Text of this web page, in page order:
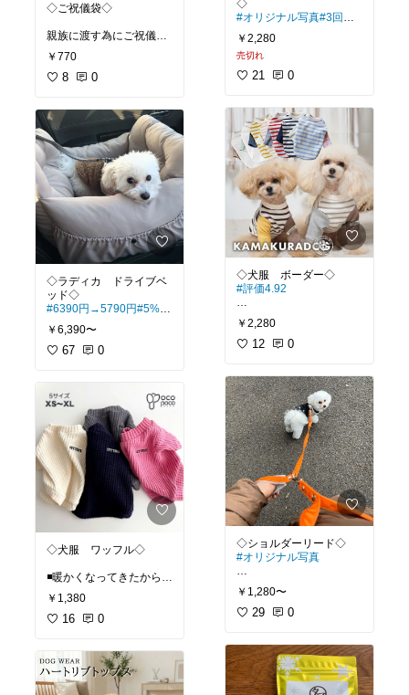
◇ご祝儀袋◇
親族に渡す為にご祝儀袋
いのたくさんで悩む😍
#可愛い
#お祝い
￥770
8 0
◇ラディカ ドライブベ
#6390円→5790円#5%ク
#オリジナル写真
高く何でも噛みちぎるタ
イプ😅
でも素材がコーデュラ
なので、今のところ破れ
る気配なし◎カラーはサ
ンド使ってます
◾️体重2.5キロで、Mサイ
ズをゆったり使ってます
◾️ドライブベッドとして
ても使える2WAY仕様
◾️ふかふかでリラックスで
きるので、車酔いしやす
におすすめです✨
◾️愛犬とのドライブを安全
で快適に🐶
￥6,390〜
67 0
◇犬服 ワッフル◇
◾️暖かくなってきたから、
ですね😊
服 #可愛い #春服#春
服
￥1,380
16 0
#オリジナル写真#3回目
の購入#豊作により200円
引き#送料無料
◾️初回はみかんサイズの小
大きめ何36個入ってまし
た✨今回はどんな感じで
来るか楽しみです🍊
◾️みずみずしくて、すっご
く美味しいです✨
#フルーツ
#柑橘
#みかん
#ジューシー
#さっぱり甘い
#香りが良い
#お取り寄せ
#ご褒美フルーツ
#贈り物
#伊予柑
￥2,280
売切れ
21 0
#評価4.92
◾️春が近づいてきたので、
ボーダーを着せたくなり
ますね〜✨色んなカラー
#犬部 #ペット部 #ボーダ
ー#犬#服#春服
￥2,280
12 0
#オリジナル写真
◾️ちょっとバッグから荷物
を取りたい時など、両手
が空くのですごく便利！
中に色々な物にびっくり
して、予想外な動きをす
る場合など、うっかり手
￥1,280〜
29 0